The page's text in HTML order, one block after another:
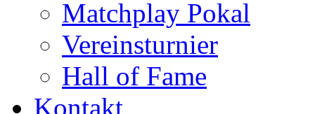
Matchplay Pokal
Vereinsturnier
Hall of Fame
Kontakt